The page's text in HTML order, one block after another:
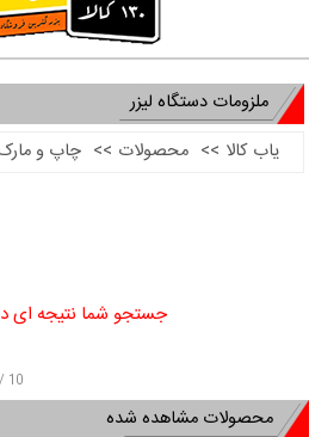
ملزومات دستگاه لیزر
یاب کالا >> محصولات >> چاپ و
جستجو شما نتیجه ای
/ 10
محصولات مشاهده شده